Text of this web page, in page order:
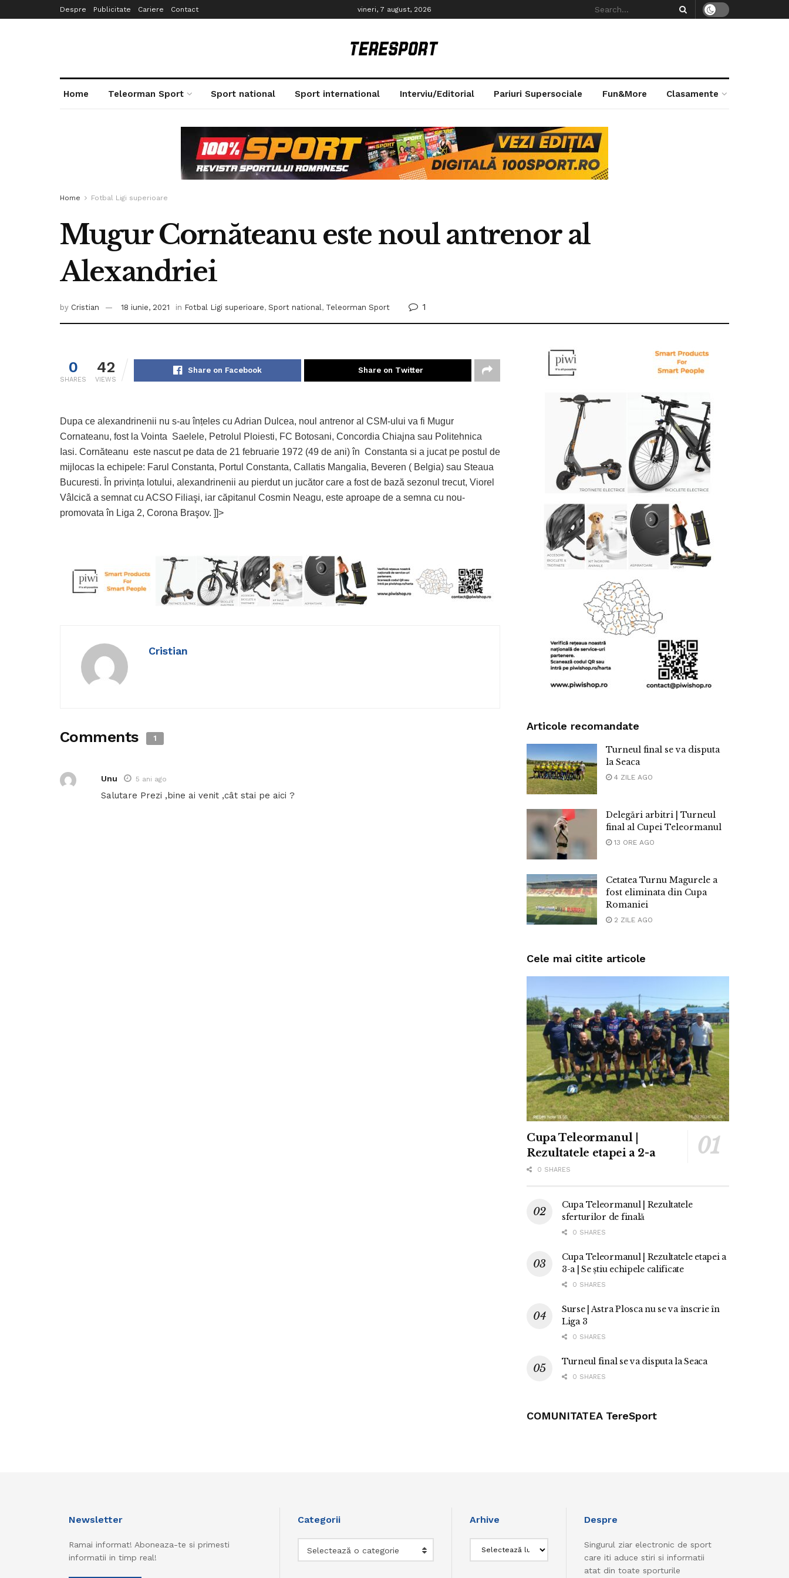
Despre Publicitate Cariere Contact vineri, 7 august, 2026
Home Teleorman Sport Sport national Sport international Interviu/Editorial Pariuri Supersociale Fun&More Clasamente
Home Fotbal Ligi superioare
Mugur Cornăteanu este noul antrenor al
Alexandriei
by Cristian 18 iunie, 2021 in Fotbal Ligi superioare, Sport national, Teleorman Sport 1
0
SHARES
42
VIEWS
Share on Facebook Share on Twitter
Dupa ce alexandrinenii nu s-au înțeles cu Adrian Dulcea, noul antrenor al CSM-ului va fi Mugur
Cornateanu, fost la Vointa Saelele, Petrolul Ploiesti, FC Botosani, Concordia Chiajna sau Politehnica
Iasi. Cornăteanu este nascut pe data de 21 februarie 1972 (49 de ani) în Constanta si a jucat pe postul de
mijlocas la echipele: Farul Constanta, Portul Constanta, Callatis Mangalia, Beveren ( Belgia) sau Steaua
Bucuresti. În privința lotului, alexandrinenii au pierdut un jucător care a fost de bază sezonul trecut, Viorel
Vâlcică a semnat cu ACSO Filiaşi, iar căpitanul Cosmin Neagu, este aproape de a semna cu nou-
promovata în Liga 2, Corona Braşov. ]]>
Cristian
Comments 1
Unu 5 ani ago
Salutare Prezi ,bine ai venit ,cât stai pe aici ?
Articole recomandate
Turneul final se va disputa
la Seaca
4 ZILE AGO
Delegări arbitri | Turneul
final al Cupei Teleormanul
13 ORE AGO
Cetatea Turnu Magurele a
fost eliminata din Cupa
Romaniei
2 ZILE AGO
Cele mai citite articole
Cupa Teleormanul |
Rezultatele etapei a 2-a
0 SHARES
Cupa Teleormanul | Rezultatele
sferturilor de finală
0 SHARES
Cupa Teleormanul | Rezultatele etapei a
3-a | Se știu echipele calificate
0 SHARES
Surse | Astra Plosca nu se va înscrie în
Liga 3
0 SHARES
Turneul final se va disputa la Seaca
0 SHARES
COMUNITATEA TereSport
Newsletter
Ramai informat! Aboneaza-te si primesti
informatii in timp real!
Categorii
Selectează o categorie
Arhive Despre
Singurul ziar electronic de sport
care iti aduce stiri si informatii
atat din toate sporturile